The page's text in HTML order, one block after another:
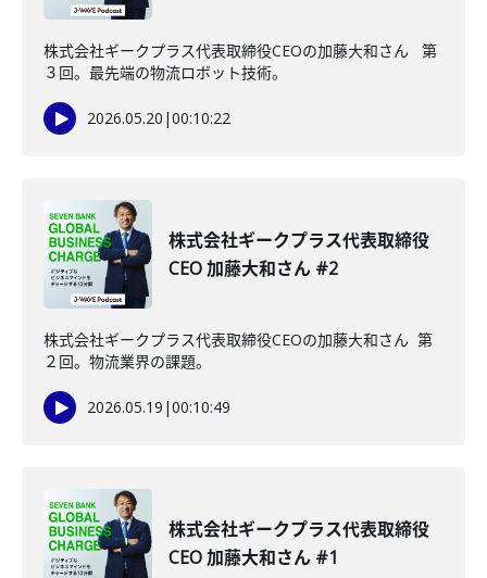
株式会社ギークプラス代表取締役CEOの加藤大和さん 第
３回。最先端の物流ロボット技術。
2026.05.20 |00:10:22
株式会社ギークプラス代表取締役
CEO 加藤大和さん #2
株式会社ギークプラス代表取締役CEOの加藤大和さん 第
２回。物流業界の課題。
2026.05.19 |00:10:49
株式会社ギークプラス代表取締役
CEO 加藤大和さん #1